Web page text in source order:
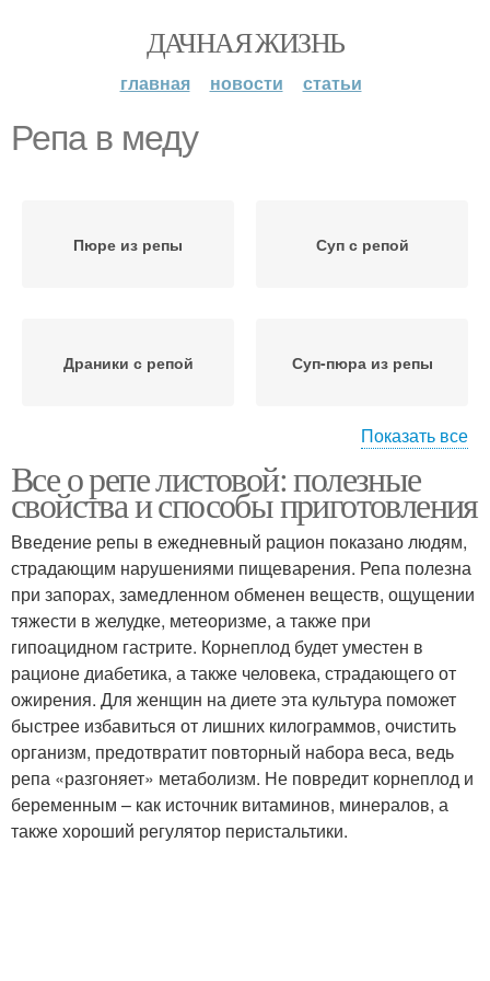
ДАЧНАЯ ЖИЗНЬ
главная новости статьи
Репа в меду
Пюре из репы Суп с репой
Драники с репой Суп-пюра из репы
Репа с овощами Салат из репы
Крем-суп из репы Гарнир из репы
Репа на зиму Репа в подмосковье
Блюда из репы Репы на зиму
Показать все
Все о репе листовой: полезные
свойства и способы приготовления
Введение репы в ежедневный рацион показано людям,
страдающим нарушениями пищеварения. Репа полезна
при запорах, замедленном обменен веществ, ощущении
тяжести в желудке, метеоризме, а также при
гипоацидном гастрите. Корнеплод будет уместен в
рационе диабетика, а также человека, страдающего от
ожирения. Для женщин на диете эта культура поможет
быстрее избавиться от лишних килограммов, очистить
организм, предотвратит повторный набора веса, ведь
репа «разгоняет» метаболизм. Не повредит корнеплод и
беременным – как источник витаминов, минералов, а
также хороший регулятор перистальтики.